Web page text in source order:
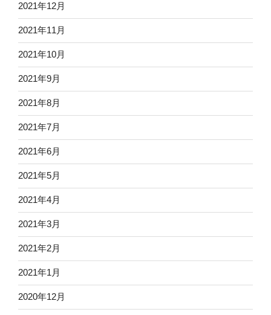
2021年12月
2021年11月
2021年10月
2021年9月
2021年8月
2021年7月
2021年6月
2021年5月
2021年4月
2021年3月
2021年2月
2021年1月
2020年12月